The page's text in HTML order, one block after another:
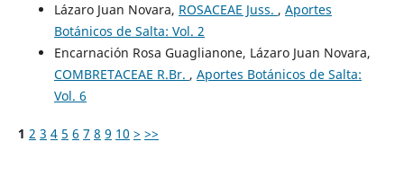
Lázaro Juan Novara, ROSACEAE Juss. , Aportes
Botánicos de Salta: Vol. 2
Encarnación Rosa Guaglianone, Lázaro Juan Novara,
COMBRETACEAE R.Br. , Aportes Botánicos de Salta:
Vol. 6
1 2 3 4 5 6 7 8 9 10 > >>